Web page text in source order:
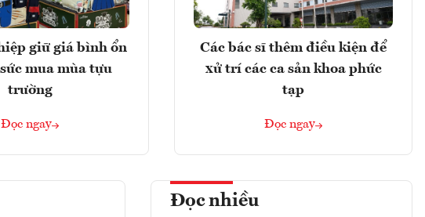
giữ giá bình ổn
mua mùa tựu
trường
Đọc ngay
Các bác sĩ thêm điều kiện để
xử trí các ca sản khoa phức
tạp
Đọc ngay
Đọc nhiều